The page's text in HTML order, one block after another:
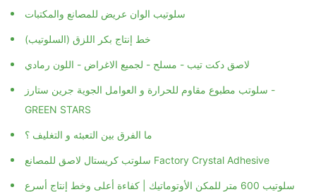
سلوتيب الوان عريض للمصانع والمكتبات
خط إنتاج بكر اللزق (السلوتيب)
لاصق دكت تيب - مسلح - لجميع الاغراض - اللون رمادي
سلوتب مطبوع مقاوم للحرارة و العوامل الجوية جرين ستارز -
GREEN STARS
ما الفرق بين التعبئه و التغليف ؟
سلوتب كريستال لاصق للمصانع Factory Crystal Adhesive
سلوتيب 600 متر للمكن الأوتوماتيك | كفاءة أعلى وخط إنتاج أسرع